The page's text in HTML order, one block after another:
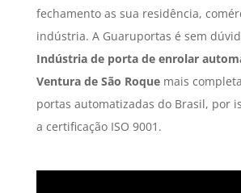
fechamento as sua residência,
indústria. A Guaruportas é sem
Indústria de porta de enrolar
Ventura de São Roquemais
portas automatizadas do Brasil, por
a certificação ISO 9001.